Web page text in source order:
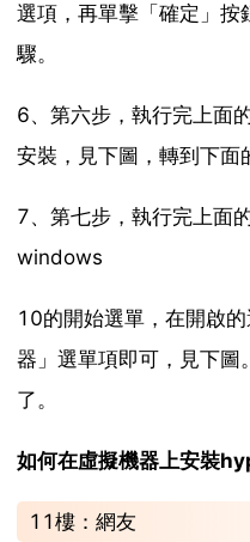
選項，再單擊「確定」按
驟。
6、第六步，執行完上面
安裝，見下圖，轉到下面
7、第七步，執行完上面
windows
10的開始選單，在開啟
器」選單項即可，見下圖
了。
如何在虛擬機器上安裝
11樓：網友